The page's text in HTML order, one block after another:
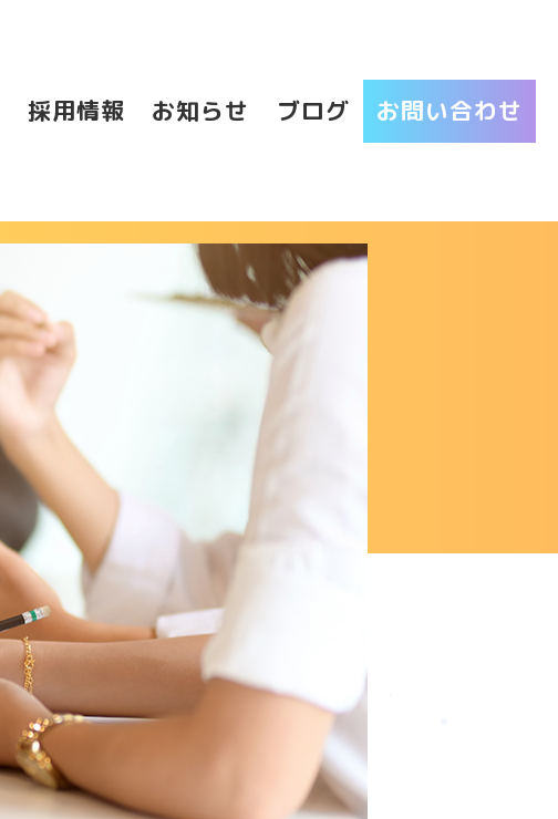
採用情報 お知らせ ブログ お問い合わせ